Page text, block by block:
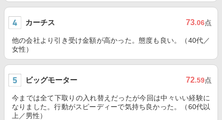
カーチス 73.06点
他の会社より引き受け金額が高かった。態度も良い。（40代／
女性）
ビッグモーター 72.59点
今までは全て下取りの入れ替えだったが今回は中々いい経験に
なりました。行動がスピーディーで気持ち良かった。（60代以
上／男性）